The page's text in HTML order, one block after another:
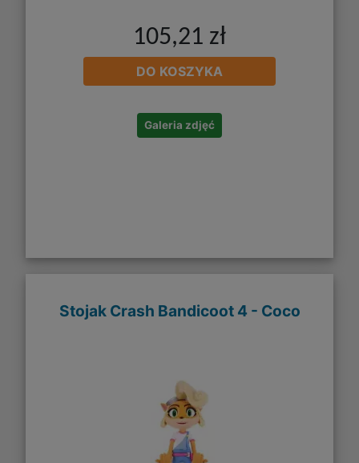
105,21 zł
DO KOSZYKA
Galeria zdjęć
Stojak Crash Bandicoot 4 - Coco